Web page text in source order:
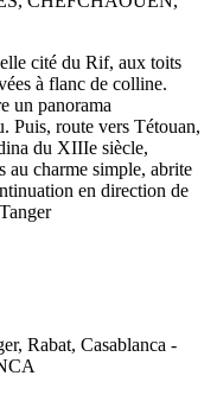
cité du Rif, aux toits
à flanc de colline.
un panorama
Puis, route vers Tétouan,
du XIIIe siècle,
au charme simple, abrite
en direction de